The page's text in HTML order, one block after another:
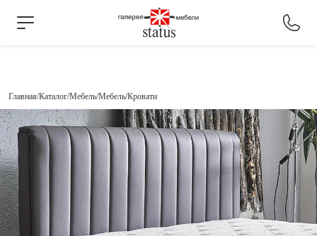
Главная Каталог Мебель Мебель Кровати